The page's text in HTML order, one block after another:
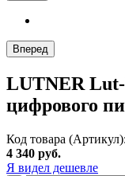
Вперед
LUTNER
цифрового
Код товара
4 340 руб.
Я видел дешевле